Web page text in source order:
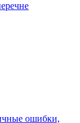
ошибки,